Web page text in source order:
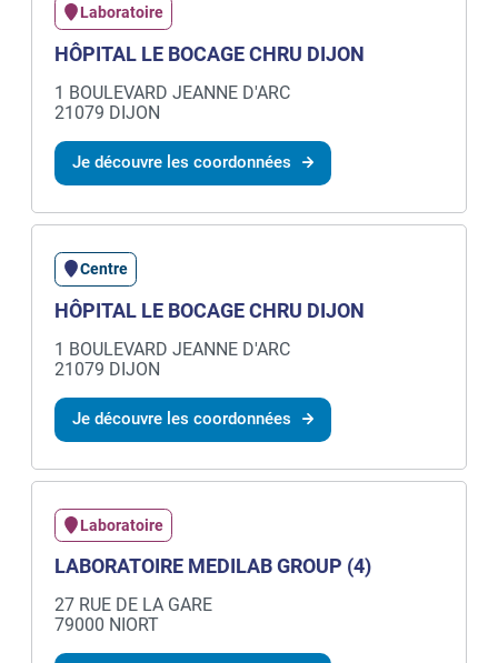
Laboratoire
HÔPITAL LE BOCAGE CHRU DIJON
1 BOULEVARD JEANNE D'ARC
21079 DIJON
Je découvre les coordonnées
Centre
HÔPITAL LE BOCAGE CHRU DIJON
1 BOULEVARD JEANNE D'ARC
21079 DIJON
Je découvre les coordonnées
Laboratoire
LABORATOIRE MEDILAB GROUP (4)
27 RUE DE LA GARE
79000 NIORT